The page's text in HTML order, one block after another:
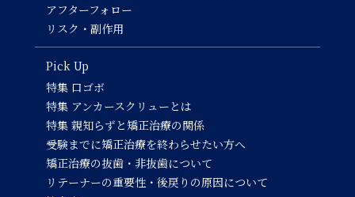
アフターフォロー
リスク・副作用
Pick Up
特集 口ゴボ
特集 アンカースクリューとは
特集 親知らずと矯正治療の関係
受験までに矯正治療を終わらせたい方へ
矯正治療の抜歯・非抜歯について
リテーナーの重要性・後戻りの原因について